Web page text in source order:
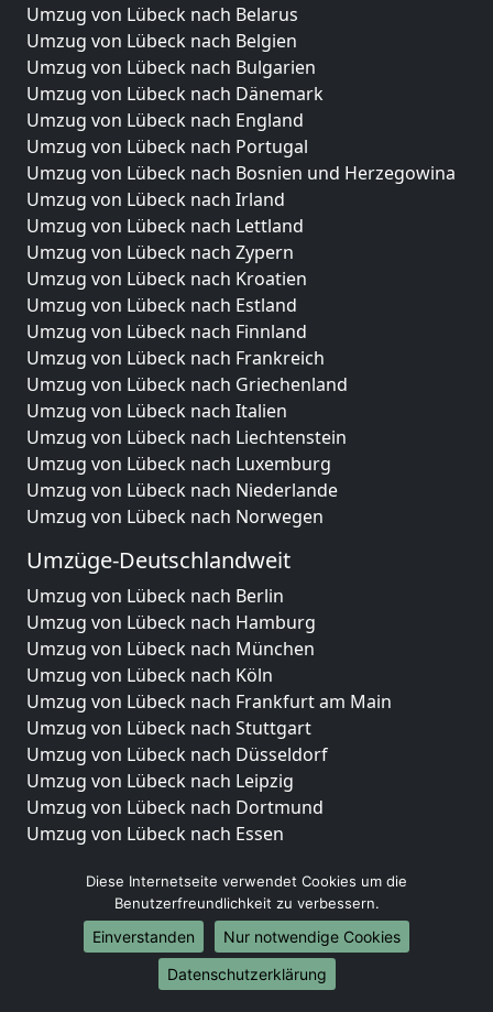
Umzug von Lübeck nach Belarus
Umzug von Lübeck nach Belgien
Umzug von Lübeck nach Bulgarien
Umzug von Lübeck nach Dänemark
Umzug von Lübeck nach England
Umzug von Lübeck nach Portugal
Umzug von Lübeck nach Bosnien und Herzegowina
Umzug von Lübeck nach Irland
Umzug von Lübeck nach Lettland
Umzug von Lübeck nach Zypern
Umzug von Lübeck nach Kroatien
Umzug von Lübeck nach Estland
Umzug von Lübeck nach Finnland
Umzug von Lübeck nach Frankreich
Umzug von Lübeck nach Griechenland
Umzug von Lübeck nach Italien
Umzug von Lübeck nach Liechtenstein
Umzug von Lübeck nach Luxemburg
Umzug von Lübeck nach Niederlande
Umzug von Lübeck nach Norwegen
Umzüge-Deutschlandweit
Umzug von Lübeck nach Berlin
Umzug von Lübeck nach Hamburg
Umzug von Lübeck nach München
Umzug von Lübeck nach Köln
Umzug von Lübeck nach Frankfurt am Main
Umzug von Lübeck nach Stuttgart
Umzug von Lübeck nach Düsseldorf
Umzug von Lübeck nach Leipzig
Umzug von Lübeck nach Dortmund
Umzug von Lübeck nach Essen
Umzug von Lübeck nach Dresden
Umzug von Lübeck nach Hannover
Umzug von Lübeck nach Nürnberg
Umzug von Lübeck nach Duisburg
Umzug von Lübeck nach Bochum
Diese Internetseite verwendet Cookies um die
Benutzerfreundlichkeit zu verbessern.
Einverstanden
Nur notwendige Cookies
Datenschutzerklärung